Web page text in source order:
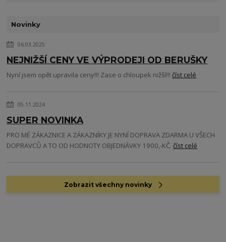
Novinky
06.03.2025
NEJNIŽŠÍ CENY VE VÝPRODEJI OD BERUŠKY
Nyní jsem opět upravila ceny!!! Zase o chloupek nižší!!!číst celé
05.11.2024
SUPER NOVINKA
PRO MÉ ZÁKAZNICE A ZÁKAZNÍKY JE NYNÍ DOPRAVA ZDARMA U VŠECH
DOPRAVCŮ A TO OD HODNOTY OBJEDNÁVKY 1900,-KČ.číst celé
Zobrazit všechny novinky